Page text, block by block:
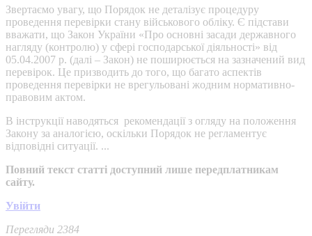
Звертаємо увагу, що Порядок не деталізує процедуру
проведення перевірки стану військового обліку. Є підстави
вважати, що Закон України «Про основні засади державного
нагляду (контролю) у сфері господарської діяльності» від
05.04.2007 р. (далі – Закон) не поширюється на зазначений вид
перевірок. Це призводить до того, що багато аспектів
проведення перевірки не врегульовані жодним нормативно-
правовим актом.
В інструкції наводяться рекомендації з огляду на положення
Закону за аналогією, оскільки Порядок не регламентує
відповідні ситуації. ...
Повний текст статті доступний лише передплатникам
сайту.
Увійти
Перегляди 2384